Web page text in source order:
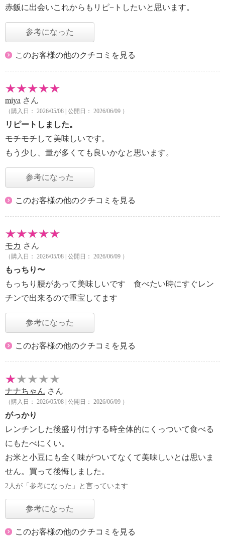
赤飯に出会いこれからもリピ−トしたいと思います。
参考になった
このお客様の他のクチコミを見る
miya さん
（購入日： 2026/05/08 | 公開日： 2026/06/09 ）
リピートしました。
モチモチして美味しいです。
もう少し、量が多くても良いかなと思います。
参考になった
このお客様の他のクチコミを見る
モカ さん
（購入日： 2026/05/08 | 公開日： 2026/06/09 ）
もっちり〜
もっちり腰があって美味しいです 食べたい時にすぐレン
チンで出来るので重宝してます
参考になった
このお客様の他のクチコミを見る
ナナちゃん さん
（購入日： 2026/05/08 | 公開日： 2026/06/09 ）
がっかり
レンチンした後盛り付けする時全体的にくっついて食べる
にもたべにくい。
お米と小豆にも全く味がついてなくて美味しいとは思いま
せん。買って後悔しました。
2人が「参考になった」と言っています
参考になった
このお客様の他のクチコミを見る